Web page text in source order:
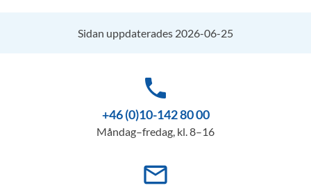
Sidan uppdaterades 2026-06-25
phone
+46 (0)10-142 80 00
Måndag–fredag, kl. 8–16
mail_outline